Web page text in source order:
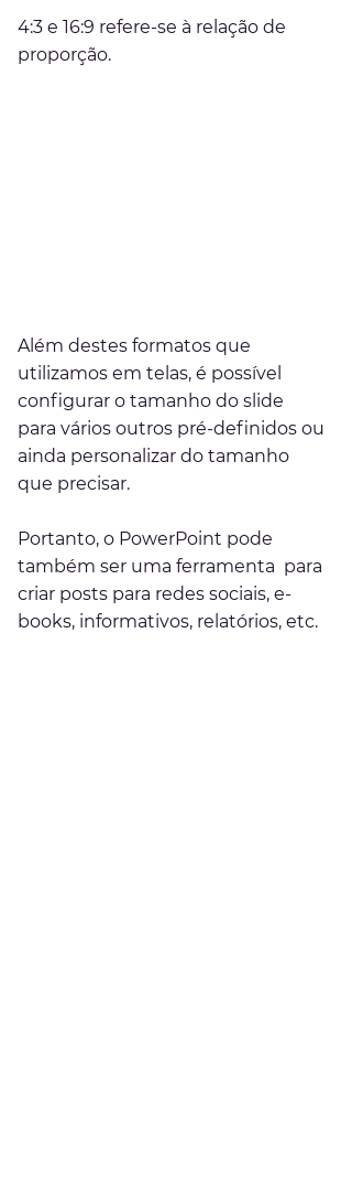
4:3 e 16:9 refere-se à relação de
proporção.
Além destes formatos que
utilizamos em telas, é possível
configurar o tamanho do slide
para vários outros pré-definidos ou
ainda personalizar do tamanho
que precisar.
Portanto, o PowerPoint pode
também ser uma ferramenta  para
criar posts para redes sociais, e-
books, informativos, relatórios, etc.